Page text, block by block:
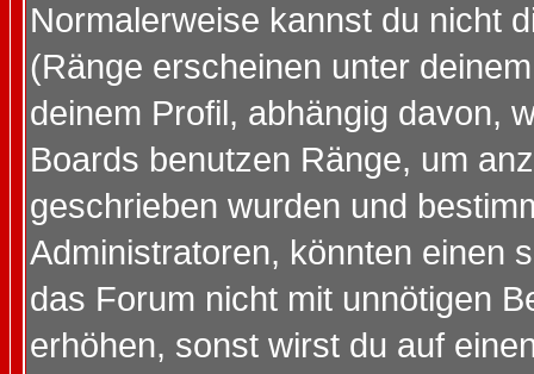
Normalerweise kannst du nicht
(Ränge erscheinen unter
deinem Profil, abhängig davon,
Boards benutzen Ränge, um
geschrieben wurden und
Administratoren, könnten einen
das Forum nicht mit unnötigen
erhöhen, sonst wirst du auf